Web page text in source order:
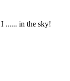
...... in the sky!